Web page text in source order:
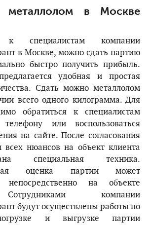
металлолом в Москве
к специалистам компании
в Москве, можно сдать партию
быстро получить прибыль.
удобная и простая
Сдать можно металлолом
всего одного килограмма. Для
обратиться к специалистам
или воспользоваться
на сайте. После согласования
всех нюансов на объект клиента
специальная техника.
оценка партии может
непосредственно на объекте
компании
будут осуществлены работы по
и выгрузке партии